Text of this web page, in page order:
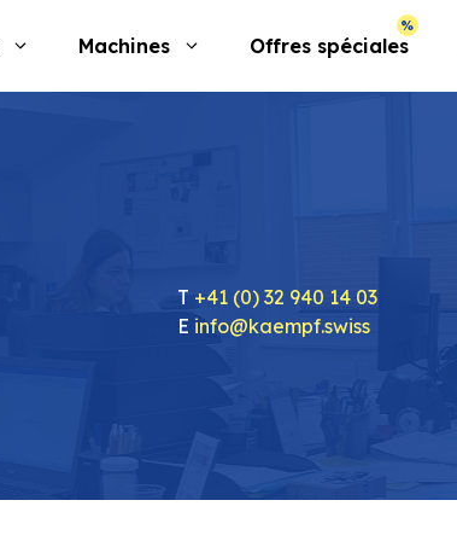
Machines Offres spéciales
T +41 (0) 32 940 14 03
E info@kaempf.swiss